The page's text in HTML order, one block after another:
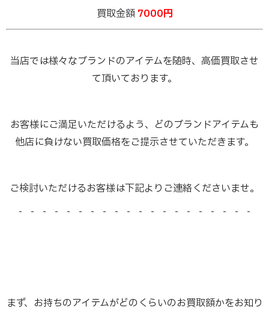
買取金額 7000円
当店では様々なブランドのアイテムを随時、高価買取させ
て頂いております。
お客様にご満足いただけるよう、どのブランドアイテムも
他店に負けない買取価格をご提示させていただきます。
ご検討いただけるお客様は下記よりご連絡くださいませ。
- - - - - - - - - - - - - - - - - - - -
まず、お持ちのアイテムがどのくらいのお買取額かをお知り